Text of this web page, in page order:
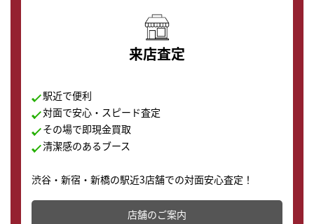
来店査定
駅近で便利
対面で安心・スピード査定
その場で即現金買取
清潔感のあるブース
渋谷・新宿・新橋の駅近3店舗での対面安心査定！
その場で現金買取致します。渋谷本店では、時計販売の
店舗を併設しており、下取りに出してお得に新しい時計
店舗のご案内